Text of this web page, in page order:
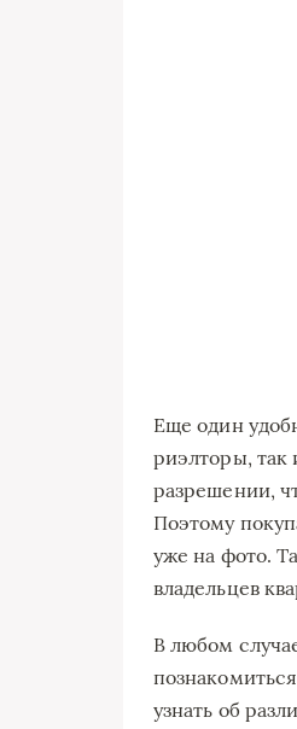
Еще один
риэлторы, так
разрешении,
Поэтому
уже на фото.
владельцев
В любом
узнать об